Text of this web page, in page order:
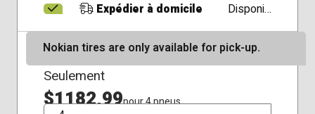
Expédier à domicile
Disponible
Nokian tires are only available for pick-up.
Seulement
$1182,99pour 4 pneus